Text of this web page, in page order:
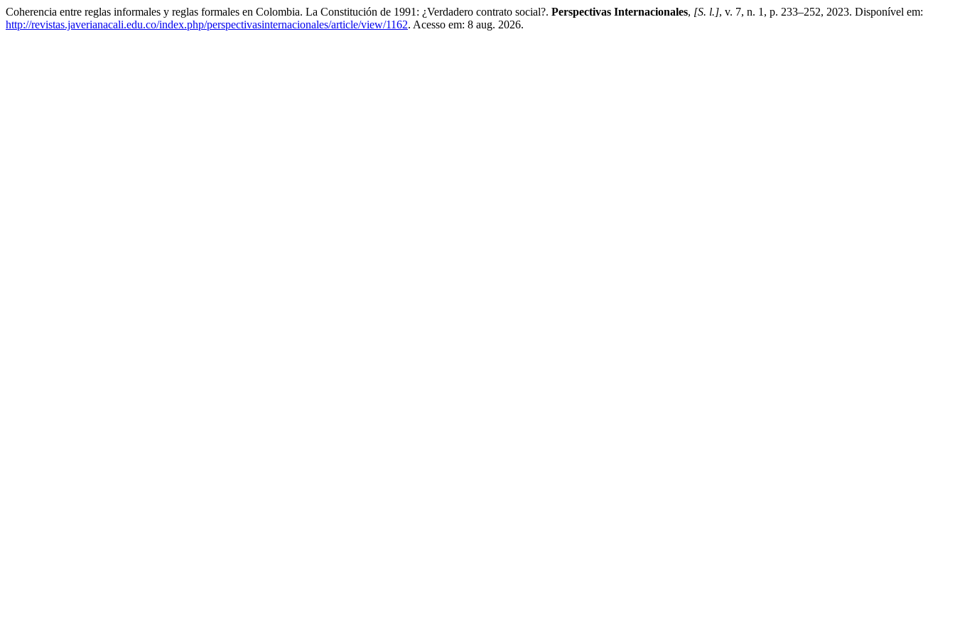
Coherencia entre reglas informales y reglas formales en Colombia. La Constitución de 1991: ¿Verdadero contrato social?. Perspectivas Internacionales, [S. l.], v. 7, n. 1, p. 233–252, 2023. Disponível em:
http://revistas.javerianacali.edu.co/index.php/perspectivasinternacionales/article/view/1162. Acesso em: 8 aug. 2026.